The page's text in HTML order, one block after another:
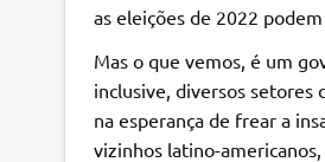
as eleições de 2022
Mas o que vemos, é um
inclusive, diversos setores
na esperança de frear a
vizinhos latino-